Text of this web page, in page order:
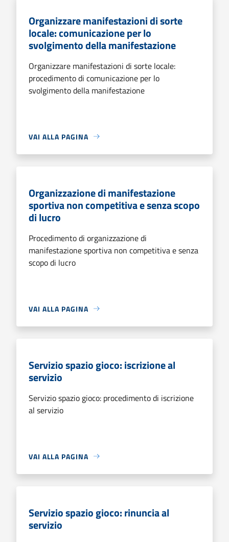
Organizzare manifestazioni di sorte
locale: comunicazione per lo
svolgimento della manifestazione
Organizzare manifestazioni di sorte locale:
procedimento di comunicazione per lo
svolgimento della manifestazione
VAI ALLA PAGINA
Organizzazione di manifestazione
sportiva non competitiva e senza scopo
di lucro
Procedimento di organizzazione di
manifestazione sportiva non competitiva e senza
scopo di lucro
VAI ALLA PAGINA
Servizio spazio gioco: iscrizione al
servizio
Servizio spazio gioco: procedimento di iscrizione
al servizio
VAI ALLA PAGINA
Servizio spazio gioco: rinuncia al
servizio